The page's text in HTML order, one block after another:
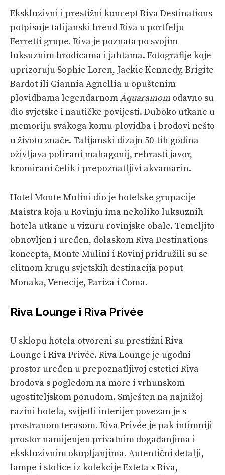
Ekskluzivni i prestižni koncept Riva Destinations
potpisuje talijanski brend Riva u portfelju
Ferretti grupe. Riva je poznata po svojim
luksuznim brodicama i jahtama. Fotografije koje
uprizoruju Sophie Loren, Jackie Kennedy, Brigite
Bardot ili Giannia Agnellia u opuštenim
plovidbama legendarnomAquaramom odavno su
dio svjetske i nautičke povijesti. Duboko utkane u
memoriju svakoga komu plovidba i brodovi nešto
u životu znače. Talijanski dizajn 50-tih godina
oživljava polirani mahagonij, rebrasti javor,
kromirani čelik i prepoznatljivi akvamarin.
Hotel Monte Mulini dio je hotelske grupacije
Maistra koja u Rovinju ima nekoliko luksuznih
hotela utkane u vizuru rovinjske obale. Temeljito
obnovljen i uređen, dolaskom Riva Destinations
koncepta, Monte Mulini i Rovinj pridružili su se
elitnom krugu svjetskih destinacija poput
Monaka, Venecije, Pariza i Coma.
Riva Lounge i Riva Privée
U sklopu hotela otvoreni su prestižni Riva
Lounge i Riva Privée. Riva Lounge je ugodni
prostor uređen u prepoznatljivoj estetici Riva
brodova s pogledom na more i vrhunskom
ugostiteljskom ponudom. Smješten na najnižoj
razini hotela, svijetli interijer povezan je s
prostranom terasom. Riva Privée je pak intimniji
prostor namijenjen privatnim događanjima i
ekskluzivnim okupljanjima. Autentični detalji,
lampe i stolice iz kolekcije Exteta x Riva,